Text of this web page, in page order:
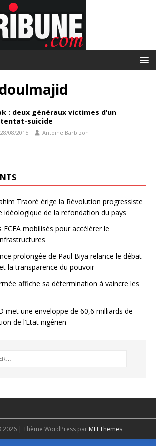
: deux généraux victimes d’un
suicide
28/08/2015 Antoine Barbizon
Traoré érige la Révolution progressiste
idéologique de la refondation du pays
FCFA mobilisés pour accélérer le
prolongée de Paul Biya relance le débat
la transparence du pouvoir
affiche sa détermination à vaincre les
met une enveloppe de 60,6 milliards de
de l’Etat nigérien
2026 | Thème WordPress par MH Themes